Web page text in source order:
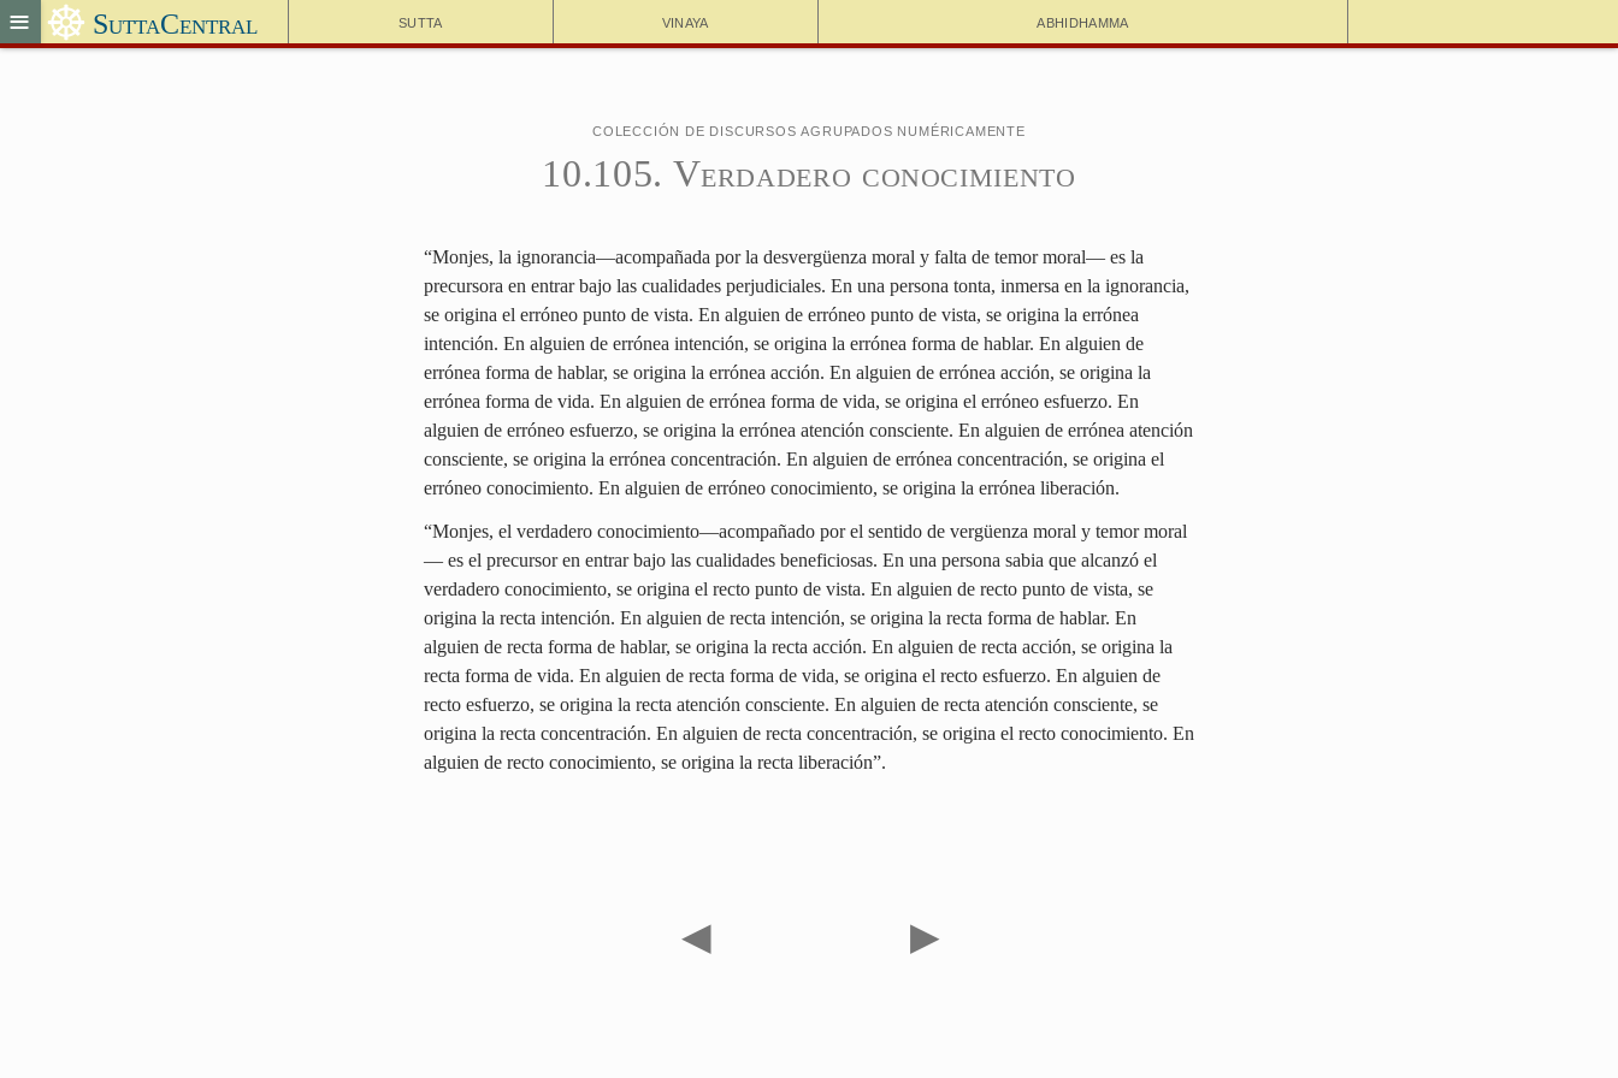
Sutta Vinaya Abhidhamma
≡ ☸ SuttaCentral
Colección de discursos agrupados numéricamente
10.105. Verdadero conocimiento
“Monjes, la ignorancia—acompañada por la desvergüenza moral y falta de temor moral— es la
precursora en entrar bajo las cualidades perjudiciales. En una persona tonta, inmersa en la ignorancia,
se origina el erróneo punto de vista. En alguien de erróneo punto de vista, se origina la errónea
intención. En alguien de errónea intención, se origina la errónea forma de hablar. En alguien de
errónea forma de hablar, se origina la errónea acción. En alguien de errónea acción, se origina la
errónea forma de vida. En alguien de errónea forma de vida, se origina el erróneo esfuerzo. En
alguien de erróneo esfuerzo, se origina la errónea atención consciente. En alguien de errónea atención
consciente, se origina la errónea concentración. En alguien de errónea concentración, se origina el
erróneo conocimiento. En alguien de erróneo conocimiento, se origina la errónea liberación.
“Monjes, el verdadero conocimiento—acompañado por el sentido de vergüenza moral y temor moral
— es el precursor en entrar bajo las cualidades beneficiosas. En una persona sabia que alcanzó el
verdadero conocimiento, se origina el recto punto de vista. En alguien de recto punto de vista, se
origina la recta intención. En alguien de recta intención, se origina la recta forma de hablar. En
alguien de recta forma de hablar, se origina la recta acción. En alguien de recta acción, se origina la
recta forma de vida. En alguien de recta forma de vida, se origina el recto esfuerzo. En alguien de
recto esfuerzo, se origina la recta atención consciente. En alguien de recta atención consciente, se
origina la recta concentración. En alguien de recta concentración, se origina el recto conocimiento. En
alguien de recto conocimiento, se origina la recta liberación”.
◀ ▶